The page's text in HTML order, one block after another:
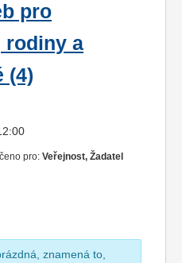
pro
rodiny a
(4)
pro: Veřejnost, Žadatel
znamená to,